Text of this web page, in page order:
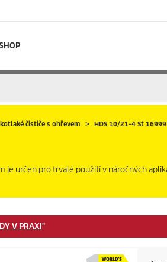
čističe s ohřevem HDS 10/21-4 St
je určen pro trvalé použití v náročných
V PRAXI"